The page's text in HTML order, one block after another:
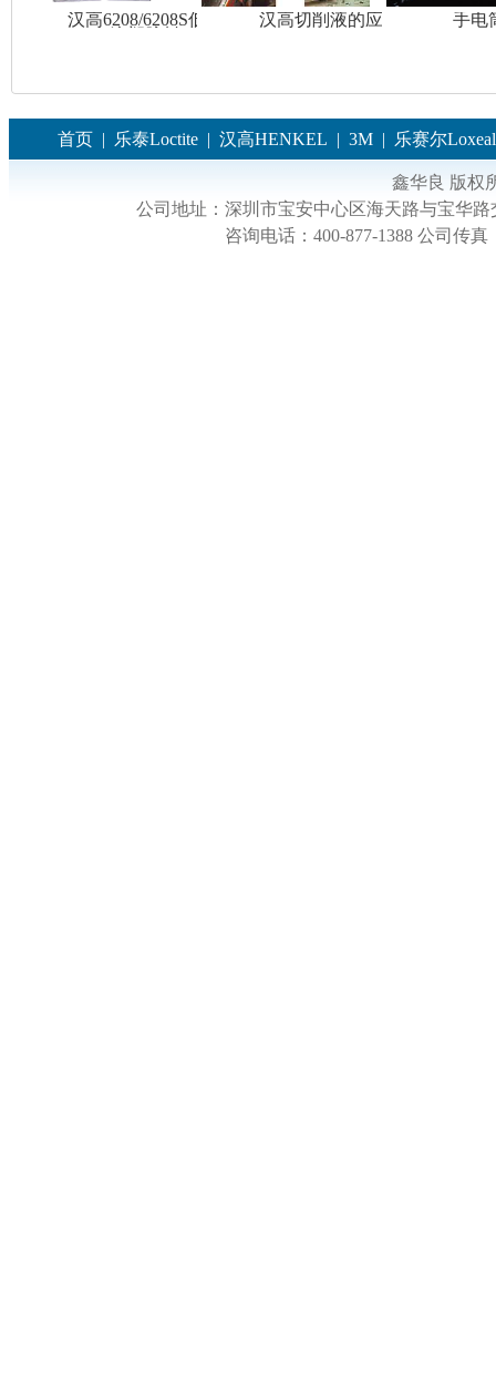
汉高6208/6208S低温
汉高切削液的应用 手电
首页 | 乐泰Loctite | 汉高HENKEL | 3M | 乐赛尔Loxeal
鑫华良 版权
公司地址： 深圳市宝安中心区海天路与宝华
咨询电话： 400-877-1388公司传真